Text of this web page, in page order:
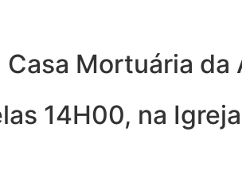
Mortuária da
14H00, na